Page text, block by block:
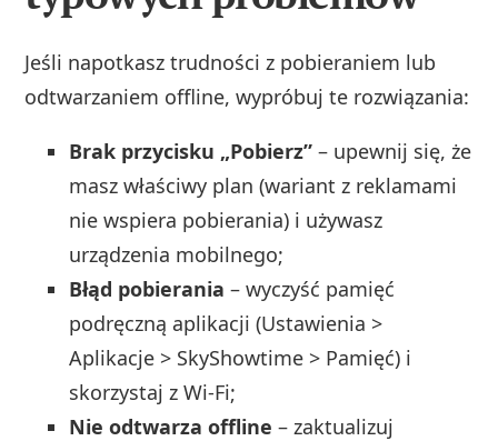
Jeśli napotkasz trudności z pobieraniem lub
odtwarzaniem offline, wypróbuj te rozwiązania:
Brak przycisku „Pobierz” – upewnij się, że
masz właściwy plan (wariant z reklamami
nie wspiera pobierania) i używasz
urządzenia mobilnego;
Błąd pobierania – wyczyść pamięć
podręczną aplikacji (Ustawienia >
Aplikacje > SkyShowtime > Pamięć) i
skorzystaj z Wi‑Fi;
Nie odtwarza offline – zaktualizuj